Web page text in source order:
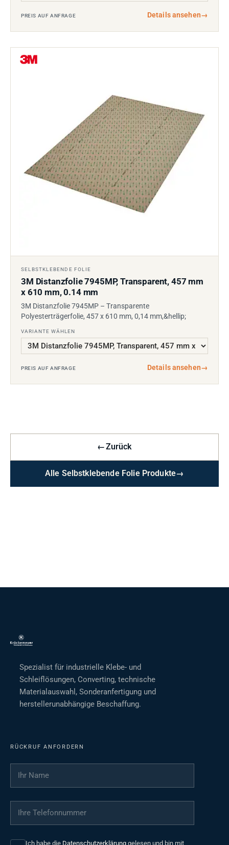
PREIS AUF ANFRAGE Details ansehen→
SELBSTKLEBENDE FOLIE
3M Distanzfolie 7945MP, Transparent, 457 mm
x 610 mm, 0.14 mm
3M Distanzfolie 7945MP – Transparente
Polyesterträgerfolie, 457 x 610 mm, 0,14 mm,&hellip;
VARIANTE WÄHLEN
PREIS AUF ANFRAGE Details ansehen→
←Zurück
Alle Selbstklebende Folie Produkte→
Spezialist für industrielle Klebe- und
Schleiflösungen, Converting, technische
Materialauswahl, Sonderanfertigung und
herstellerunabhängige Beschaffung.
RÜCKRUF ANFORDERN
Ihr Name
Ihre Telefonnummer
Ich habe die Datenschutzerklärung gelesen und bin mit